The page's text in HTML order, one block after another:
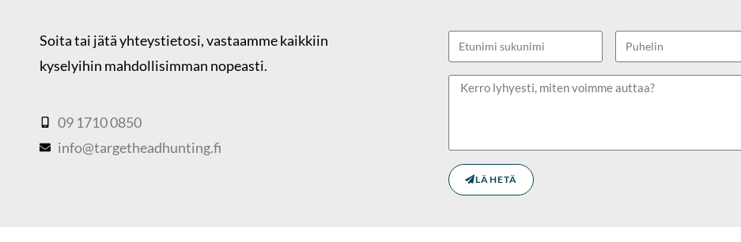
Soita tai jätä yhteystietosi,vastaamme kaikkiin
kyselyihin mahdollisimman nopeasti.
09 1710 0850
info@targetheadhunting.fi
LÄHETÄ